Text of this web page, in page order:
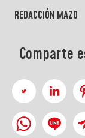
REDACCIÓN MAZO
Comparte